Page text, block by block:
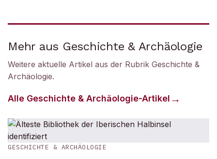
Mehr aus Geschichte & Archäologie
Weitere aktuelle Artikel aus der Rubrik Geschichte &
Archäologie.
Alle Geschichte & Archäologie-Artikel
GESCHICHTE & ARCHÄOLOGIE